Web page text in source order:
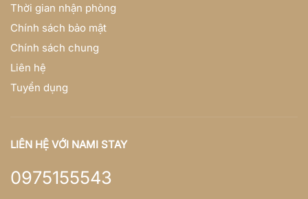
Thời gian nhận phòng
Chính sách bảo mật
Chính sách chung
Liên hệ
Tuyển dụng
LIÊN HỆ VỚI NAMI STAY
0975155543